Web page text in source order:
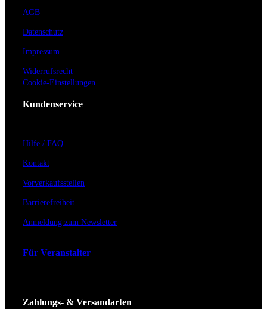
AGB
Datenschutz
Impressum
Widerrufsrecht
Cookie-Einstellungen
Kundenservice
Hilfe / FAQ
Kontakt
Vorverkaufsstellen
Barrierefreiheit
Anmeldung zum Newsletter
Für Veranstalter
Zahlungs- & Versandarten